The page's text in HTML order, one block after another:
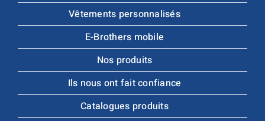
Vêtements personnalisés
E-Brothers mobile
Nos produits
Ils nous ont fait confiance
Catalogues produits